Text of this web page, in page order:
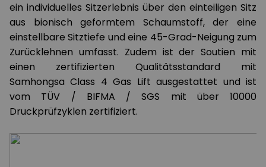
ein individuelles Sitzerlebnis über den einteiligen Sitz
aus bionisch geformtem Schaumstoff, der eine
einstellbare Sitztiefe und eine 45-Grad-Neigung zum
Zurücklehnen umfasst. Zudem ist der Soutien mit
einen zertifizierten Qualitätsstandard mit
Samhongsa Class 4 Gas Lift ausgestattet und ist
vom TÜV / BIFMA / SGS mit über 10000
Druckprüfzyklen zertifiziert.